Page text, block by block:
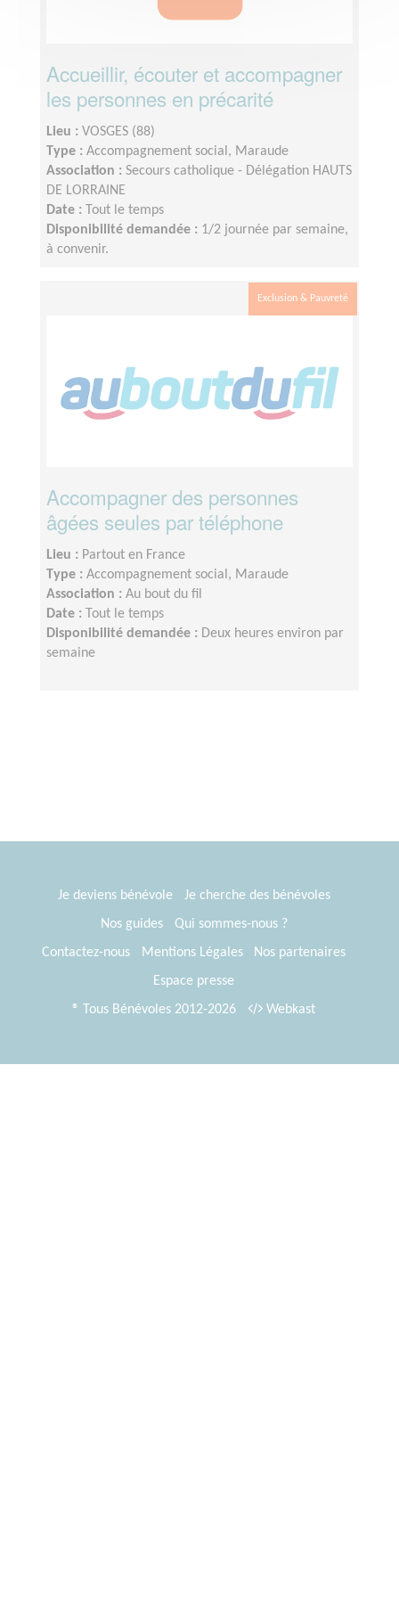
Accueillir, écouter et accompagner
les personnes en précarité
Lieu : VOSGES (88)
Type : Accompagnement social, Maraude
Association : Secours catholique - Délégation HAUTS
DE LORRAINE
Date :
Tout le temps
Disponibilité demandée : 1/2 journée par semaine,
à convenir.
Exclusion & Pauvreté
Accompagner des personnes
âgées seules par téléphone
Lieu : Partout en France
Type : Accompagnement social, Maraude
Association : Au bout du fil
Date :
Tout le temps
Disponibilité demandée : Deux heures environ par
semaine
Je deviens bénévole
Je cherche des bénévoles
Nos guides
Qui sommes-nous ?
Contactez-nous
Mentions Légales
Nos partenaires
Espace presse
® Tous Bénévoles 2012-2026
Webkast